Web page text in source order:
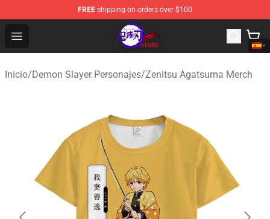
FREE shipping on orders over $100
Open menu
Kimetsu no Yaiba Store - Official Kimetsu no Yaiba
Inicio/Demon Slayer Personajes/Zenitsu Agatsuma Merch